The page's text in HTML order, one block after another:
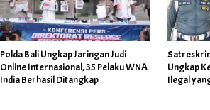
Polda Bali Ungkap Jaringan Judi
Online Internasional, 35 Pelaku WNA
India Berhasil Ditangkap
Ungkap
Ilegal